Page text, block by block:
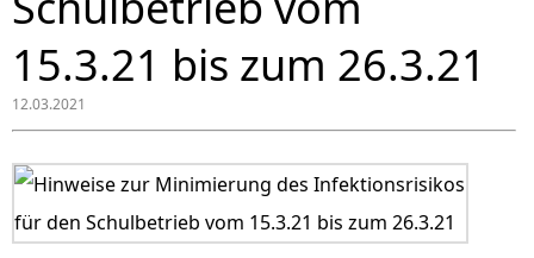
15.3.21 bis zum 26.3.21
12.03.2021